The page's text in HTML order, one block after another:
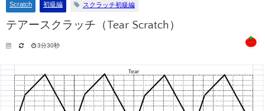
Scratch 初級編 スクラッチ初級編
テアースクラッチ（Tear Scratch）
3分30秒